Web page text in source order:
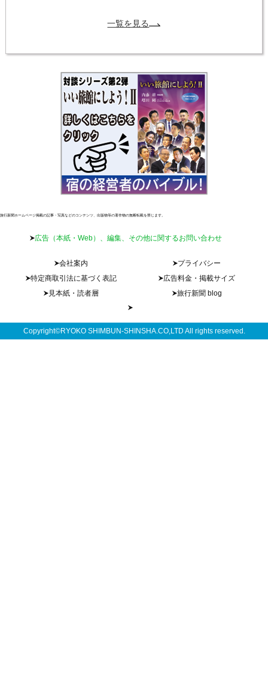
一覧を見る
旅行新聞ホームページ掲載の記事・写真などのコンテンツ、出版物等の著作物の無断転載を禁じます。
広告（本紙・Web）、編集、その他に関するお問い合わせ
会社案内
プライバシー
特定商取引法に基づく表記
広告料金・掲載サイズ
見本紙・読者層
旅行新聞 blog
Copyright©RYOKO SHIMBUN-SHINSHA.CO,LTD All rights reserved.